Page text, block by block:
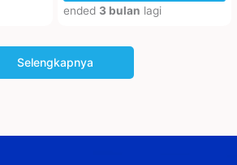
ended 3 bulan lagi
Selengkapnya